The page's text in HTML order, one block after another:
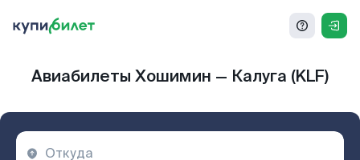
Авиабилеты Хошимин — Калуга (KLF)